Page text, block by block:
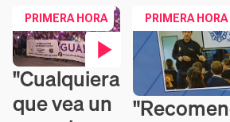
PRIMERA HORA
Contenido en vídeo
"Cualquiera
que vea un
PRIMERA HORA
Contenido en